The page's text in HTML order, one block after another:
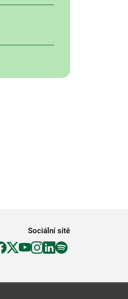
Sociální sítě